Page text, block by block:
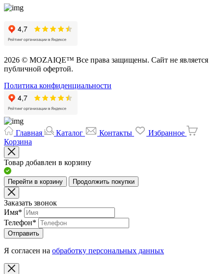
2026 © MOZAIQE™ Все права защищены. Сайт не является
публичной офертой.
Политика конфиденциальности
Главная Каталог Контакты
Избранное
Корзина
Товар добавлен в корзину
Перейти в корзину Продолжить покупки
Заказать звонок
Имя*
Телефон*
Отправить
Я согласен на обработку персональных данных